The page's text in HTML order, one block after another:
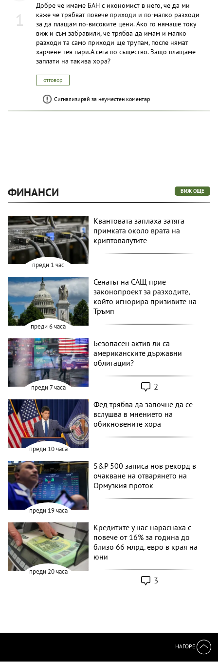
1
Добре че имаме БАН с икономист в него, че да ми
каже че трябват повече приходи и по-малко разходи
за да плащам по-високите цени. Ако го нямаше току
виж и съм забравили, че трябва да имам и малко
разходи та само приходи ще трупам, после нямат
харчене тея пари.А сега по същество. Защо плащаме
заплати на такива хора?
отговор
Сигнализирай за неуместен коментар
ФИНАНСИ ВИЖ ОЩЕ
преди 1 час
Квантовата заплаха затяга
примката около врата на
криптовалутите
преди 6 часа
Сенатът на САЩ прие
законопроект за разходите,
който игнорира призивите на
Тръмп
преди 7 часа
Безопасен актив ли са
американските държавни
облигации?
2
преди 10 часа
Фед трябва да започне да се
вслушва в мнението на
обикновените хора
преди 19 часа
S&P 500 записа нов рекорд в
очакване на отварянето на
Ормузкия проток
преди 20 часа
Кредитите у нас нараснаха с
повече от 16% за година до
близо 66 млрд. евро в края на
юни
3
НАГОРЕ